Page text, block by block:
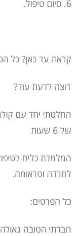
6. סיום טיפול.
קראת עד כאן? כל
רוצה לדעת עוד?
החלטתי יחד עם
של 6 שעות
המלמדת כלים
לחרדה וטראומה.
כל הפרטים:
חברתי הטובה גאולה